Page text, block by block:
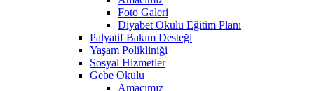
Foto Galeri
Diyabet Okulu Eğitim Planı
Palyatif Bakım Desteği
Yaşam Polikliniği
Sosyal Hizmetler
Gebe Okulu
Amacımız